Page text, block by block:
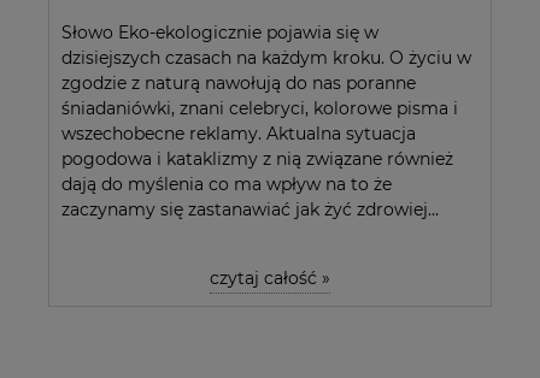
Słowo Eko-ekologicznie pojawia się w
dzisiejszych czasach na każdym kroku. O życiu w
zgodzie z naturą nawołują do nas poranne
śniadaniówki, znani celebryci, kolorowe pisma i
wszechobecne reklamy. Aktualna sytuacja
pogodowa i kataklizmy z nią związane również
dają do myślenia co ma wpływ na to że
zaczynamy się zastanawiać jak żyć zdrowiej...
czytaj całość »